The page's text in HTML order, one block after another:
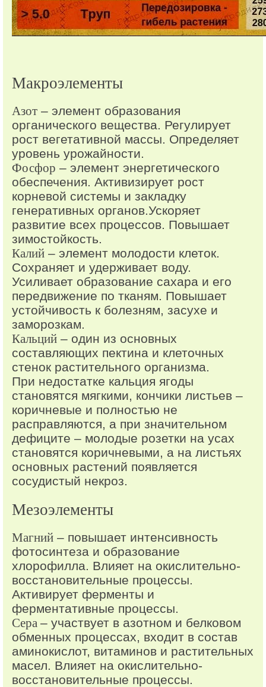
Макроэлементы
Азот – элемент образования
органического вещества. Регулирует
рост вегетативной массы. Определяет
уровень урожайности.
Фосфор – элемент энергетического
обеспечения. Активизирует рост
корневой системы и закладку
генеративных органов.Ускоряет
развитие всех процессов. Повышает
зимостойкость.
Калий – элемент молодости клеток.
Сохраняет и удерживает воду.
Усиливает образование сахара и его
передвижение по тканям. Повышает
устойчивость к болезням, засухе и
заморозкам.
Кальций – один из основных
составляющих пектина и клеточных
стенок растительного организма.
При недостатке кальция ягоды
становятся мягкими, кончики листьев –
коричневые и полностью не
расправляются, а при значительном
дефиците – молодые розетки на усах
становятся коричневыми, а на листьях
основных растений появляется
сосудистый некроз.
Мезоэлементы
Магний – повышает интенсивность
фотосинтеза и образование
хлорофилла. Влияет на окислительно-
восстановительные процессы.
Активирует ферменты и
ферментативные процессы.
Сера – участвует в азотном и белковом
обменных процессах, входит в состав
аминокислот, витаминов и растительных
масел. Влияет на окислительно-
восстановительные процессы.